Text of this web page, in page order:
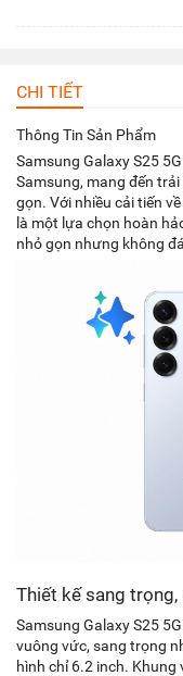
CHI TIẾT
Thông Tin Sản Phẩm
Samsung Galaxy S25
Samsung, mang đến
gọn. Với nhiều cải tiến
là một lựa chọn hoàn
nhỏ gọn nhưng không
Thiết kế sang
Samsung Galaxy S25
vuông vức, sang trọng
hình chỉ 6.2 inch.